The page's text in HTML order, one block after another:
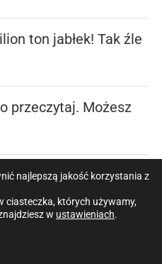
ton jabłek! Tak źle
przeczytaj. Możesz
rynek mocno
kupują najczęściej
najlepszą jakość korzystania z
ciasteczka, których używamy,
w ustawieniach.